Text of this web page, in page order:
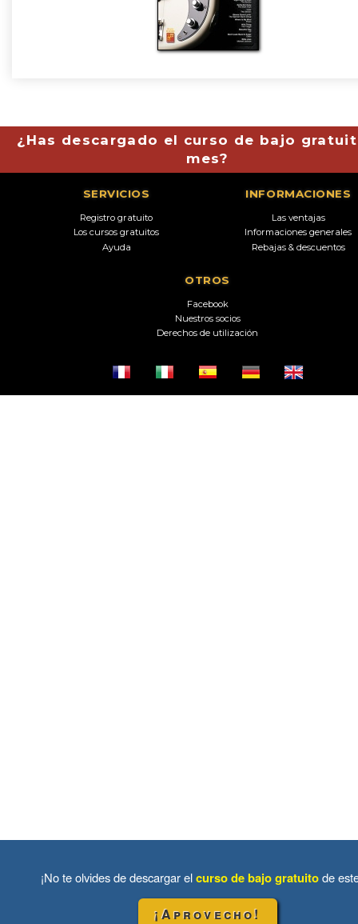
¿Has descargado el curso de bajo
mes?
SERVICIOS
Registro gratuito
Los cursos gratuitos
Ayuda
INFORMACIONES
Las ventajas
Informaciones generales
Rebajas & descuentos
OTROS
Facebook
Nuestros socios
Derechos de utilización
¡No te olvides de descargar elcurso de bajo gratuitode
¡Aprovecho!